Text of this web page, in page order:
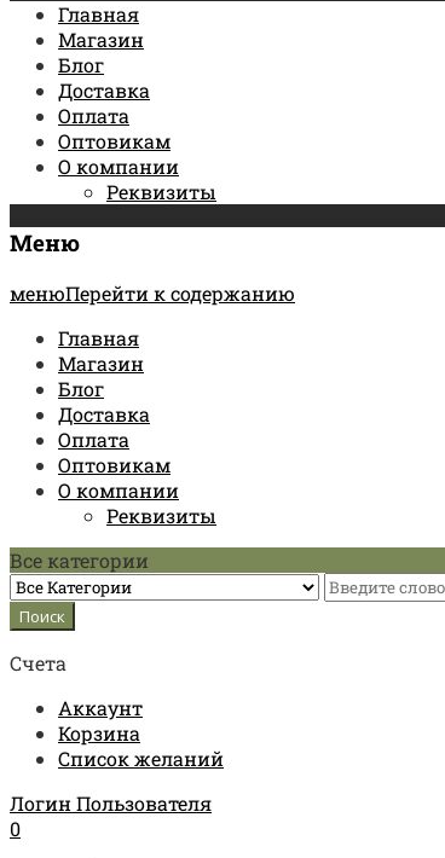
Главная
Магазин
Блог
Доставка
Оплата
Оптовикам
О компании
Реквизиты
Меню
менюПерейти к содержанию
Главная
Магазин
Блог
Доставка
Оплата
Оптовикам
О компании
Реквизиты
Все категории
Счета
Аккаунт
Корзина
Список желаний
Логин Пользователя
0